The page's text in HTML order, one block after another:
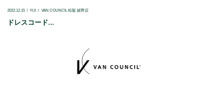
2022.12.15 YUI VAN COUNCIL 松阪 嬉野店
ドレスコード...